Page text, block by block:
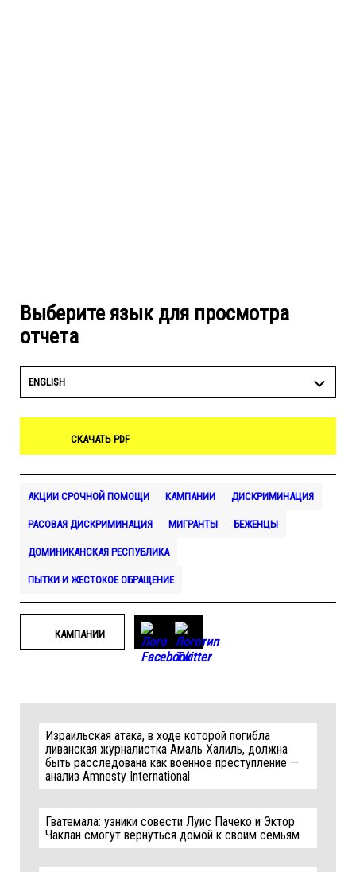
Выберите язык для просмотра
отчета
ENGLISH
СКАЧАТЬ PDF
АКЦИИ СРОЧНОЙ ПОМОЩИ КАМПАНИИ ДИСКРИМИНАЦИЯ
РАСОВАЯ ДИСКРИМИНАЦИЯ МИГРАНТЫ БЕЖЕНЦЫ
ДОМИНИКАНСКАЯ РЕСПУБЛИКА
ПЫТКИ И ЖЕСТОКОЕ ОБРАЩЕНИЕ
КАМПАНИИ
Израильская атака, в ходе которой погибла
ливанская журналистка Амаль Халиль, должна
быть расследована как военное преступление —
анализ Amnesty International
Гватемала: узники совести Луис Пачеко и Эктор
Чаклан смогут вернуться домой к своим семьям